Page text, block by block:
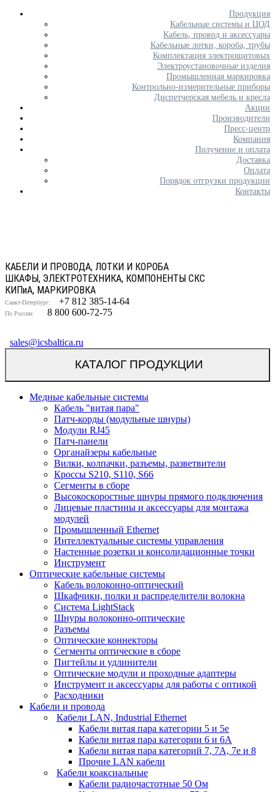
Продукция
Кабельные системы и ЦОД
Кабель, провод и аксессуары
Кабельные лотки, короба, трубы
Комплектация электрощитовых
Электроустановочные изделия
Промышленная маркировка
Контрольно-измерительные приборы
Диспетчерская мебель и кресла
Акции
Производители
Пресс-центр
Компания
Получение и оплата
Доставка
Оплата
Порядок отгрузки продукции
Контакты
КАБЕЛИ И ПРОВОДА, ЛОТКИ И КОРОБА
ШКАФЫ, ЭЛЕКТРОТЕХНИКА, КОМПОНЕНТЫ СКС
КИПиА, МАРКИРОВКА
Санкт-Петербург: +7 812 385-14-64
По России: 8 800 600-72-75
sales@icsbaltica.ru
КАТАЛОГ ПРОДУКЦИИ
Медные кабельные системы
Кабель "витая пара"
Патч-корды (модульные шнуры)
Модули RJ45
Патч-панели
Органайзеры кабельные
Вилки, колпачки, разъемы, разветвители
Кроссы S210, S110, S66
Сегменты в сборе
Высокоскоростные шнуры прямого подключения
Лицевые пластины и аксессуары для монтажа
модулей
Промышленный Ethernet
Интеллектуальные системы управления
Настенные розетки и консолидационные точки
Инструмент
Оптические кабельные системы
Кабель волоконно-оптический
Шкафчики, полки и распределители волокна
Система LightStack
Шнуры волоконно-оптические
Разъемы
Оптические коннекторы
Сегменты оптические в сборе
Пигтейлы и удлинители
Оптические модули и проходные адаптеры
Инструмент и аксессуары для работы с оптикой
Расходники
Кабели и провода
Кабели LAN, Industrial Ethernet
Кабели витая пара категории 5 и 5е
Кабели витая пара категории 6 и 6A
Кабели витая пара категорий 7, 7А, 7е и 8
Прочие LAN кабели
Кабели коаксиальные
Кабели радиочастотные 50 Ом